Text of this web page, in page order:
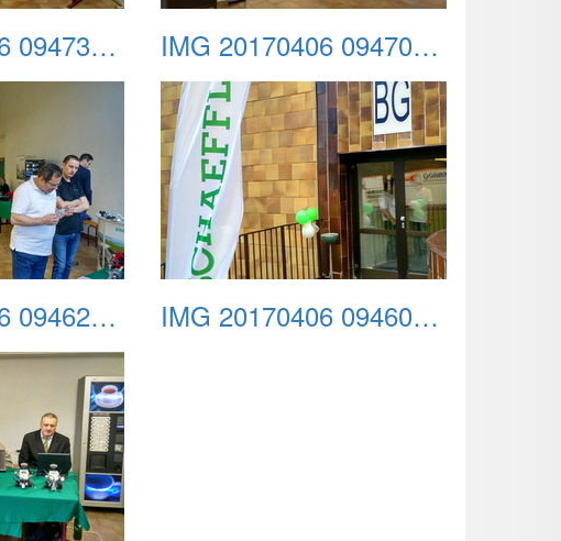
IMG 20170406 094739 HDR IMG 20170406 094702 HDR
IMG 20170406 094626 HDR IMG 20170406 094603 HDR